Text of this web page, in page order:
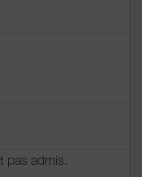
pas admis.